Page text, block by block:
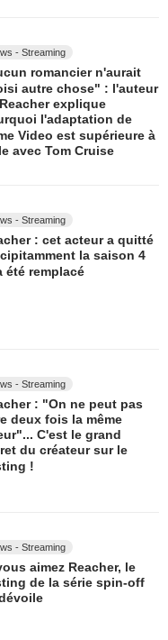
- Streaming
romancier n'aurait
autre chose" : l'auteur
explique
l'adaptation de
Video est supérieure à
avec Tom Cruise
- Streaming
: cet acteur a quitté
la saison 4
été remplacé
- Streaming
: "On ne peut pas
deux fois la même
C'est le grand
du créateur sur le
!
- Streaming
aimez Reacher, le
de la série spin-off